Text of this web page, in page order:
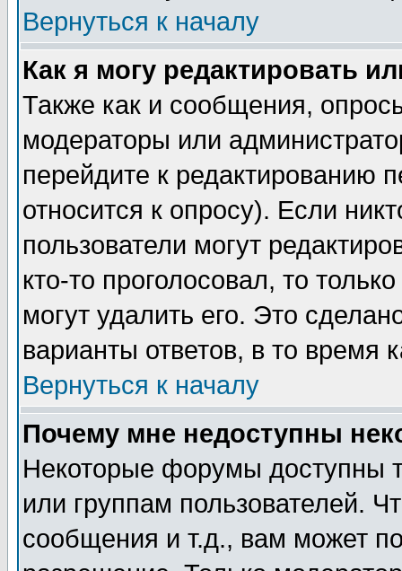
Вернуться к началу
Как я могу редактировать
Также как и сообщения,
модераторы или
перейдите к редактированию
относится к опросу). Если
пользователи могут
кто-то проголосовал, то
могут удалить его. Это
варианты ответов, в то время
Вернуться к началу
Почему мне недоступны
Некоторые форумы доступны
или группам пользователей.
сообщения и т.д., вам может